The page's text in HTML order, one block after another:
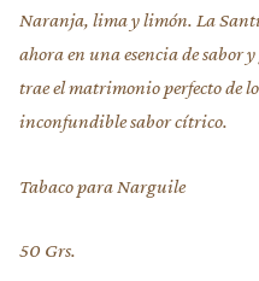
Naranja, lima y limón. La
ahora en una esencia de sabor
trae el matrimonio perfecto de
inconfundible sabor cítrico.
Tabaco para Narguile
50 Grs.